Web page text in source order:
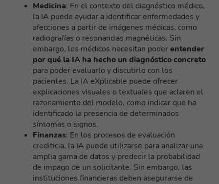
Medicina: En el contexto del diagnóstico médico,
la IA puede ayudar a identificar enfermedades y
afecciones a partir de imágenes médicas, como
radiografías o resonancias magnéticas. Sin
embargo, los médicos necesitan poderentender
por qué la IA ha hecho un diagnóstico concreto
para poder evaluarlo y discutirlo con los
pacientes. La IA eXplicable puede ofrecer
explicaciones visuales o textuales que aclaren el
razonamiento del modelo, como indicar que ha
identificado la presencia de determinados
síntomas o signos.
Finanzas: En los procesos de evaluación
crediticia, la IA puede utilizarse para analizar una
amplia gama de datos y predecir la probabilidad
de impago de un solicitante. Sin embargo, las
instituciones financieras deben asegurarse de